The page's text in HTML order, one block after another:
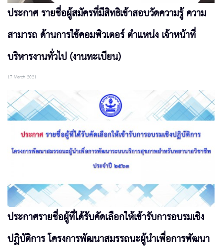
ประกาศ รายชื่อผู้สมัครที่มีสิทธิเข้าสอบวัดความรู้ ความ
สามารถ ด้านการใช้คอมพิวเตอร์ ตำแหน่ง เจ้าหน้าที่
บริหารงานทั่วไป (งานทะเบียน)
17 March 2021
ประกาศรายชื่อผู้ที่ได้รับคัดเลือกให้เข้ารับการอบรมเชิง
ปฏิบัติการ โครงการพัฒนาสมรรถนะผู้นำเพื่อการพัฒนา